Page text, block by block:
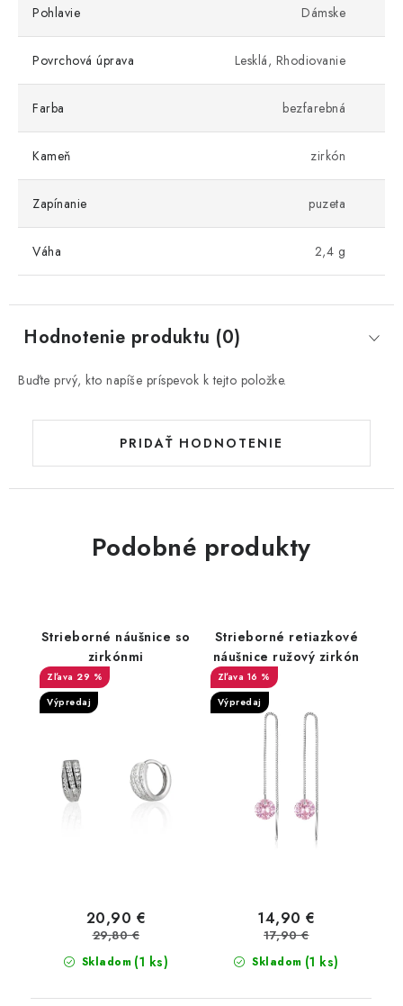
Pohlavie Dámske
Povrchová úprava Lesklá, Rhodiovanie
Farba bezfarebná
Kameň zirkón
Zapínanie puzeta
Váha 2,4 g
Hodnotenie produktu (0)
Buďte prvý, kto napíše príspevok k tejto položke.
PRIDAŤ HODNOTENIE
Podobné produkty
Strieborné náušnice so
zirkónmi
29 %
Výpredaj
Skladom (1 ks)
20,90 €
29,80 €
Strieborné retiazkové
náušnice ružový zirkón
16 %
Výpredaj
Skladom (1 ks)
14,90 €
17,90 €